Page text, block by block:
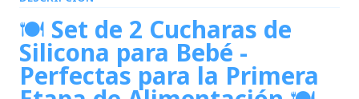
🍽️ Set de 2 Cucharas de
Silicona para Bebé -
Perfectas para la Primera